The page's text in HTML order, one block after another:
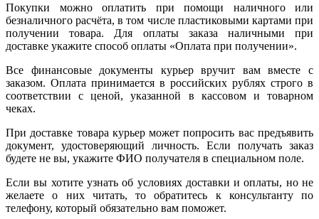
Покупки можно оплатить при помощи наличного или
безналичного расчёта, в том числе пластиковыми картами при
получении товара. Для оплаты заказа наличными при
доставке укажите способ оплаты «Оплата при получении».
Все финансовые документы курьер вручит вам вместе с
заказом. Оплата принимается в российских рублях строго в
соответствии с ценой, указанной в кассовом и товарном
чеках.
При доставке товара курьер может попросить вас предъявить
документ, удостоверяющий личность. Если получать заказ
будете не вы, укажите ФИО получателя в специальном поле.
Если вы хотите узнать об условиях доставки и оплаты, но не
желаете о них читать, то обратитесь к консультанту по
телефону, который обязательно вам поможет.